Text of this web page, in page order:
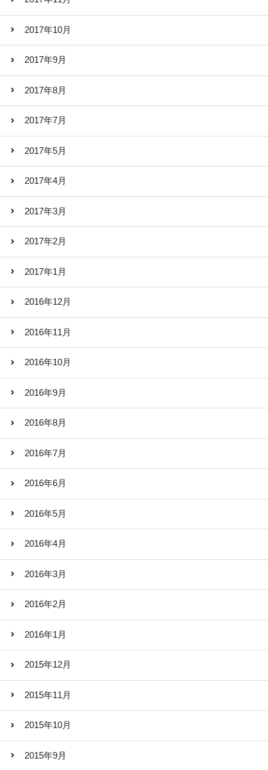
2017年10月
2017年9月
2017年8月
2017年7月
2017年5月
2017年4月
2017年3月
2017年2月
2017年1月
2016年12月
2016年11月
2016年10月
2016年9月
2016年8月
2016年7月
2016年6月
2016年5月
2016年4月
2016年3月
2016年2月
2016年1月
2015年12月
2015年11月
2015年10月
2015年9月